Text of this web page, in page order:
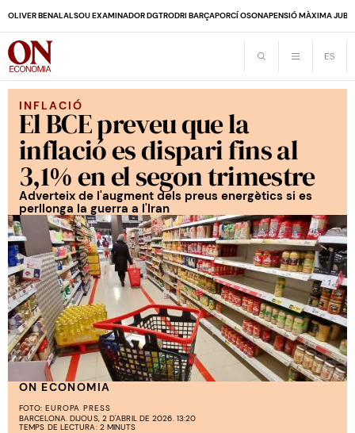
OLIVER BENALALSOU EXAMINADOR DGTRODRI BARÇAPORCÍ OSONAPENSIÓ MÀXIMA
INFLACIÓ
El BCE preveu que la
inflació es dispari fins al
3,1% en el segon trimestre
Adverteix de l'augment dels preus energètics si es
perllonga la guerra a l'Iran
ON ECONOMIA
FOTO: EUROPA PRESS
BARCELONA. DIJOUS, 2 D'ABRIL DE 2026. 13:20
TEMPS DE LECTURA: 2 MINUTS